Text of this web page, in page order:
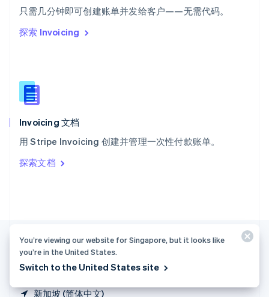
只需几分钟即可创建账单并发给客户——无需代码。
探索 Invoicing
Invoicing 文档
用 Stripe Invoicing 创建并管理一次性付款账单。
探索文档
新加坡 (简体中文)
希腊
English
西班牙
新西兰
English
匈牙利
English
ItalianoEnglish
印度
English
简体中文English
中国香港特别行政区
English 简体中文
You’re viewing our website for Singapore, but it looks like
you’re in the United States.
Switch to the United States site